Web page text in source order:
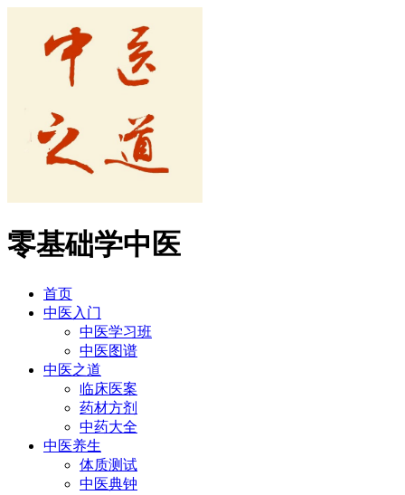
零基础学中医
首页
中医入门
中医学习班
中医图谱
中医之道
临床医案
药材方剂
中药大全
中医养生
体质测试
中医典钟